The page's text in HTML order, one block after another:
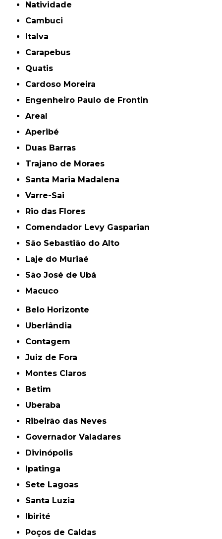
Natividade
Cambuci
Italva
Carapebus
Quatis
Cardoso Moreira
Engenheiro Paulo de Frontin
Areal
Aperibé
Duas Barras
Trajano de Moraes
Santa Maria Madalena
Varre-Sai
Rio das Flores
Comendador Levy Gasparian
São Sebastião do Alto
Laje do Muriaé
São José de Ubá
Macuco
Belo Horizonte
Uberlândia
Contagem
Juiz de Fora
Montes Claros
Betim
Uberaba
Ribeirão das Neves
Governador Valadares
Divinópolis
Ipatinga
Sete Lagoas
Santa Luzia
Ibirité
Poços de Caldas